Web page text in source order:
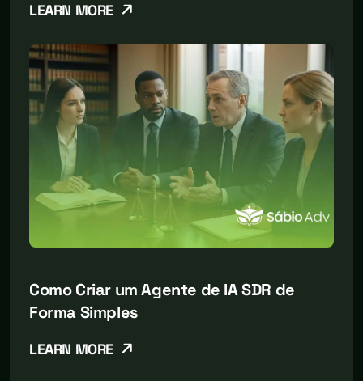
LEARN MORE
Como Criar um Agente de IA SDR de
Forma Simples
LEARN MORE